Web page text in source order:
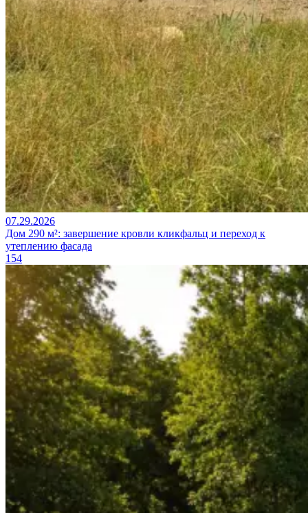
07.29.2026
Дом 290 м²: завершение кровли кликфальц и переход к
утеплению фасада
154